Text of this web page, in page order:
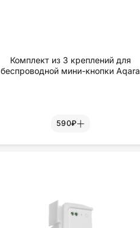
Комплект из 3 креплений для
беспроводной мини-кнопки Aqara
590₽